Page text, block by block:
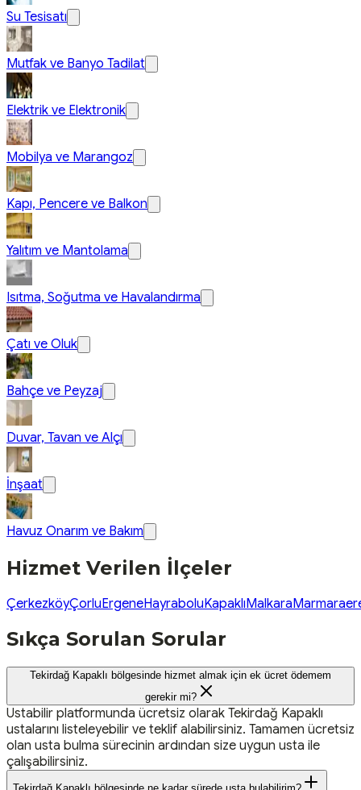
Su Tesisatı
Mutfak ve Banyo Tadilat
Elektrik ve Elektronik
Mobilya ve Marangoz
Kapı, Pencere ve Balkon
Yalıtım ve Mantolama
Isıtma, Soğutma ve Havalandırma
Çatı ve Oluk
Bahçe ve Peyzaj
Duvar, Tavan ve Alçı
İnşaat
Havuz Onarım ve Bakım
Hizmet Verilen İlçeler
ÇerkezköyÇorluErgeneHayraboluKapaklıMalkara
Sıkça Sorulan Sorular
Tekirdağ Kapaklı bölgesinde hizmet almak için ek ücret ödemem
gerekir mi?
Ustabilir platformunda ücretsiz olarak Tekirdağ Kapaklı
ustalarını listeleyebilir ve teklif alabilirsiniz. Tamamen ücretsiz
olan usta bulma sürecinin ardından size uygun usta ile
çalışabilirsiniz.